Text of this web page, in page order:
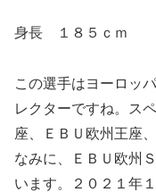
身長 １８５ｃｍ
この選手はヨーロッ
レクターですね。ス
座、ＥＢＵ欧州王座
なみに、ＥＢＵ欧州
います。２０２１年